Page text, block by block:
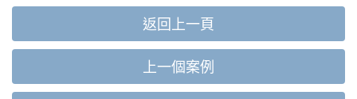
返回上一頁
上一個案例